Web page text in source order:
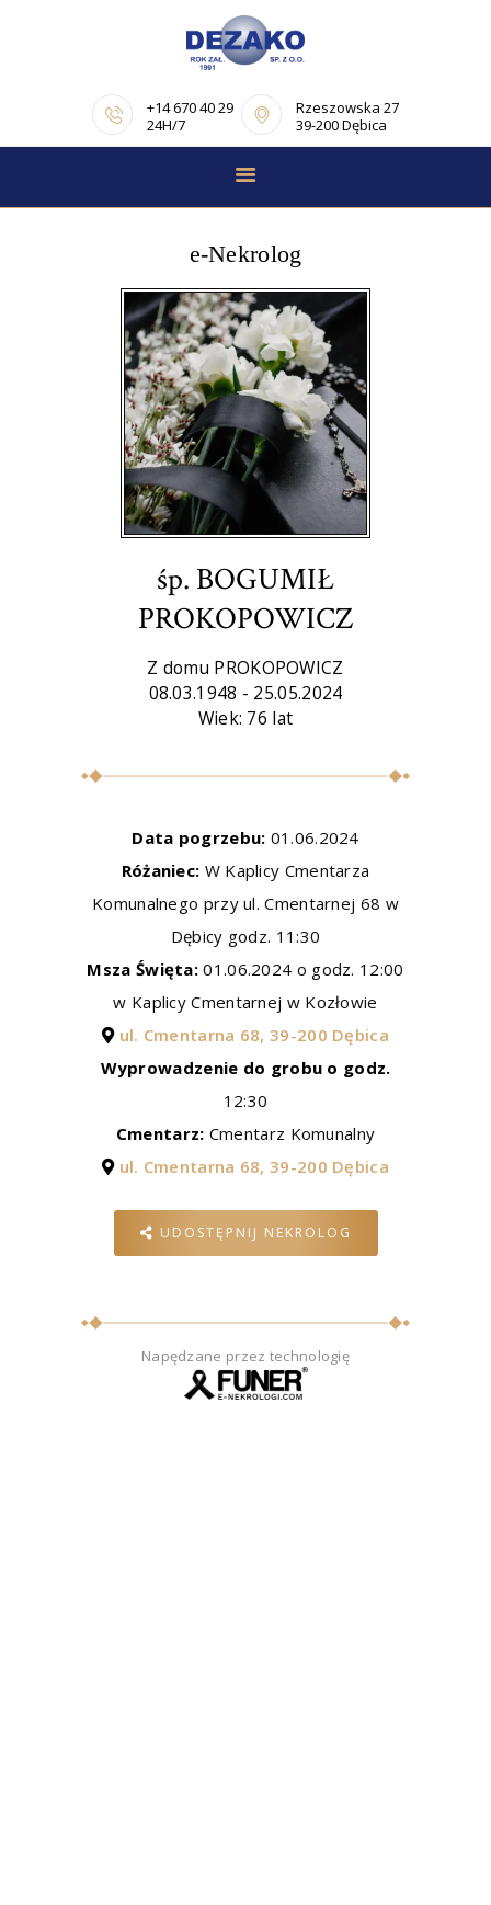
+14 670 40 29
24H/7
Rzeszowska 27
39-200 Dębica
STRONA GŁÓWNA
OFERTA
PORADNIK
POGRZEBOWY
OPINIE
KONTAKT
e-Nekrolog
śp. BOGUMIŁ
PROKOPOWICZ
Z domu PROKOPOWICZ
08.03.1948 - 25.05.2024
Wiek: 76 lat
Data pogrzebu: 01.06.2024
Różaniec: W Kaplicy Cmentarza
Komunalnego przy ul. Cmentarnej 68 w
Dębicy godz. 11:30
Msza Święta: 01.06.2024 o godz. 12:00
w Kaplicy Cmentarnej w Kozłowie
ul. Cmentarna 68, 39-200 Dębica
Wyprowadzenie do grobu o godz.
12:30
Cmentarz: Cmentarz Komunalny
ul. Cmentarna 68, 39-200 Dębica
UDOSTĘPNIJ NEKROLOG
Napędzane przez technologię